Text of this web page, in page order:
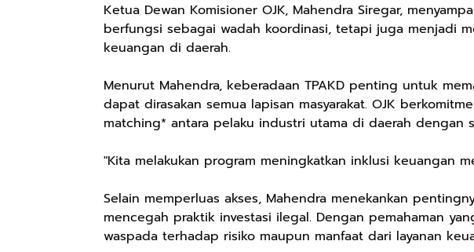
Ketua Dewan Komisioner OJK, Mahendra Siregar,
berfungsi sebagai wadah koordinasi, tetapi juga menjadi
keuangan di daerah.
Menurut Mahendra, keberadaan TPAKD penting untuk
dapat dirasakan semua lapisan masyarakat. OJK
matching* antara pelaku industri utama di daerah dengan
"Kita melakukan program meningkatkan inklusi keuangan
Selain memperluas akses, Mahendra menekankan
mencegah praktik investasi ilegal. Dengan pemahaman
waspada terhadap risiko maupun manfaat dari layanan